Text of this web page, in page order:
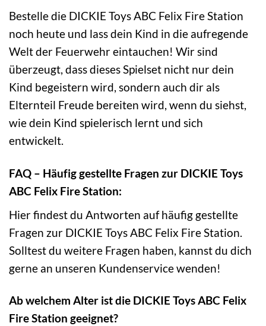
Bestelle die DICKIE Toys ABC Felix Fire Station
noch heute und lass dein Kind in die aufregende
Welt der Feuerwehr eintauchen! Wir sind
überzeugt, dass dieses Spielset nicht nur dein
Kind begeistern wird, sondern auch dir als
Elternteil Freude bereiten wird, wenn du siehst,
wie dein Kind spielerisch lernt und sich
entwickelt.
FAQ – Häufig gestellte Fragen zur DICKIE Toys
ABC Felix Fire Station:
Hier findest du Antworten auf häufig gestellte
Fragen zur DICKIE Toys ABC Felix Fire Station.
Solltest du weitere Fragen haben, kannst du dich
gerne an unseren Kundenservice wenden!
Ab welchem Alter ist die DICKIE Toys ABC Felix
Fire Station geeignet?